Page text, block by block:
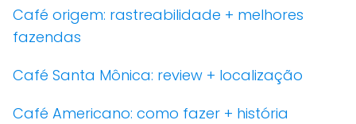
Café origem: rastreabilidade + melhores
fazendas
Café Santa Mônica: review + localização
Café Americano: como fazer + história